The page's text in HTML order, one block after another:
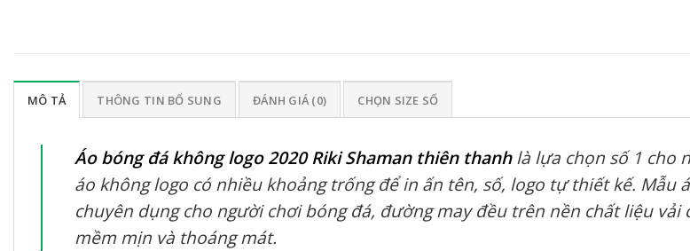
MÔ TẢ THÔNG TIN BỔ SUNG ĐÁNH GIÁ (0) CHỌN SIZE SỐ
Áo bóng đá không logo 2020 Riki Shaman thiên thanhlà lựa chọn số 1 cho
áo không logo có nhiều khoảng trống để in ấn tên, số, logo tự thiết kế. Mẫu
chuyên dụng cho người chơi bóng đá, đường may đều trên nền chất liệu
mềm mịn và thoáng mát.